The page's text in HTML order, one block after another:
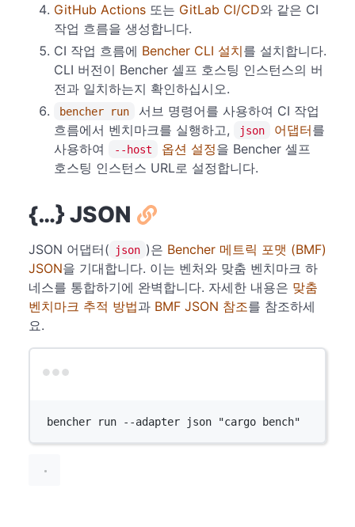
GitHub Actions 또는 GitLab CI/CD와 같은 CI
작업 흐름을 생성합니다.
CI 작업 흐름에 Bencher CLI 설치를 설치합니다.
CLI 버전이 Bencher 셀프 호스팅 인스턴스의 버
전과 일치하는지 확인하십시오.
bencher run
서브 명령어를 사용하여 CI 작업
흐름에서 벤치마크를 실행하고,
json 어댑터를
사용하여
--host 옵션 설정을 Bencher 셀프
호스팅 인스턴스 URL로 설정합니다.
{…} JSON
JSON 어댑터( json )은 Bencher 메트릭 포맷 (BMF)
JSON을 기대합니다. 이는 벤처와 맞춤 벤치마크 하
네스를 통합하기에 완벽합니다. 자세한 내용은 맞춤
벤치마크 추적 방법과 BMF JSON 참조를 참조하세
요.
bencher run --adapter json "cargo bench"